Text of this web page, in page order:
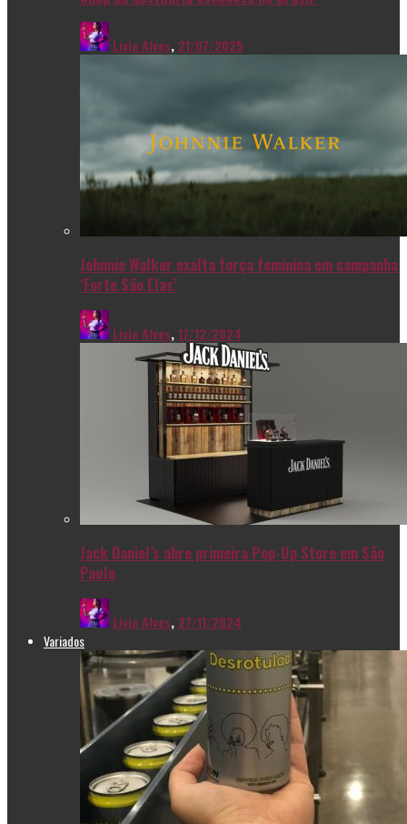
Livia Alves, 21/07/2025
Johnnie Walker exalta força feminina em campanha
‘Forte São Elas’
Livia Alves,17/12/2024
Jack Daniel’s abre primeira Pop-Up Store em São
Paulo
Livia Alves, 27/11/2024
Variados